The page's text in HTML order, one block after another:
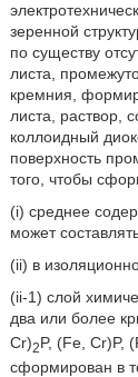
зеренной
по существу
листа,
кремния,
листа, раствор,
коллоидный
поверхность
того, чтобы
(i) среднее
может
(ii) в
(ii-1) слой
два или более
Cr)2P, (Fe, Cr)P,
сформирован в